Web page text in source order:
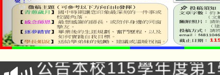
淨零綠領人才培育課程
公告本校115學年度第